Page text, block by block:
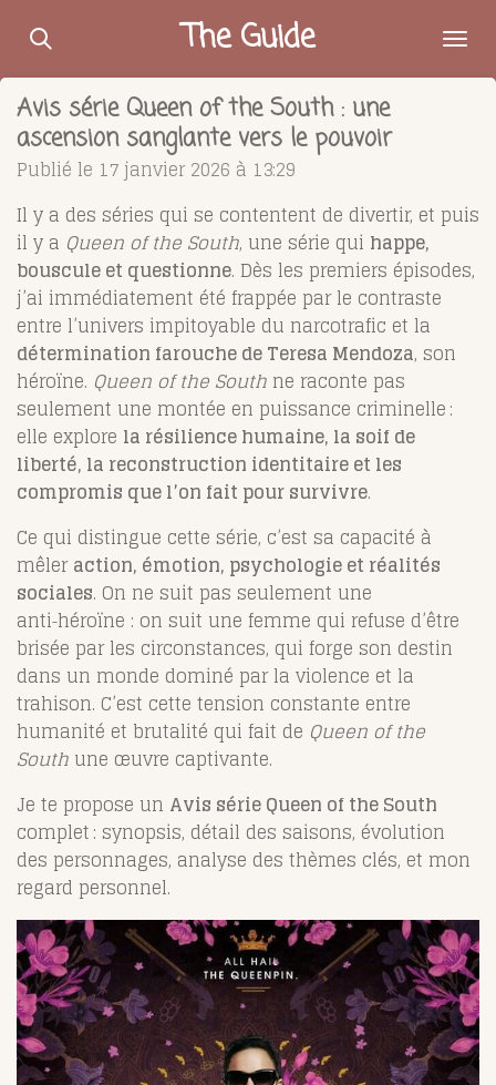
Passer
contenu
principal
The Guide
Avis série Queen of the South : une
ascension sanglante vers le pouvoir
Publié le 17 janvier 2026 à 13:29
Il y a des séries qui se contentent de divertir, et puis
il y a Queen of the South, une série qui happe,
bouscule et questionne. Dès les premiers épisodes,
j’ai immédiatement été frappée par le contraste
entre l’univers impitoyable du narcotrafic et la
détermination farouche de Teresa Mendoza, son
héroïne. Queen of the South ne raconte pas
seulement une montée en puissance criminelle :
elle explore la résilience humaine, la soif de
liberté, la reconstruction identitaire et les
compromis que l’on fait pour survivre.
Ce qui distingue cette série, c’est sa capacité à
mêleraction, émotion, psychologie et réalités
sociales. On ne suit pas seulement une
anti‑héroïne : on suit une femme qui refuse d’être
brisée par les circonstances, qui forge son destin
dans un monde dominé par la violence et la
trahison. C’est cette tension constante entre
humanité et brutalité qui fait de Queen of the
South une œuvre captivante.
Je te propose un Avis série Queen of the South
complet : synopsis, détail des saisons, évolution
des personnages, analyse des thèmes clés, et mon
regard personnel.